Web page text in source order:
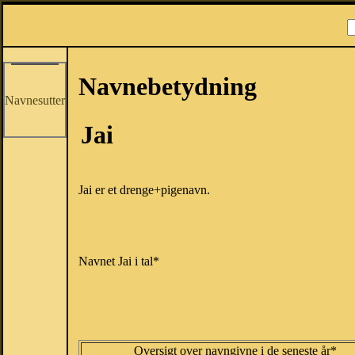
Navnesutter
Navnebetydning
Jai
Jai er et drenge+pigenavn.
Navnet Jai i tal*
Oversigt over navngivne i de seneste år*